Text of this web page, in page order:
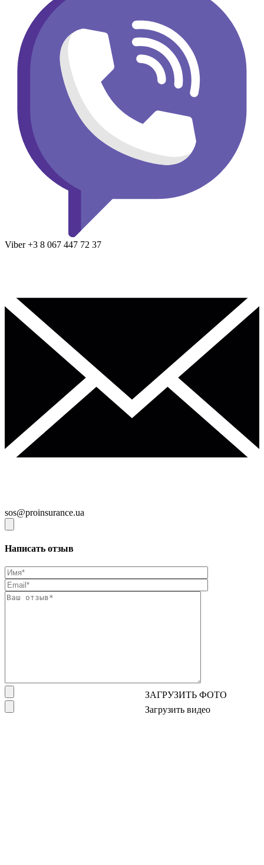
Viber +3 8 067 447 72 37
sos@proinsurance.ua
Написать отзыв
ЗАГРУЗИТЬ ФОТО
Загрузить видео